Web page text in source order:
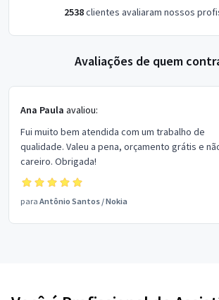
2538clientes avaliaram nossos
Avaliações de quem
Ana Paula avaliou:
Fui muito bem atendida com um trabalho de
qualidade. Valeu a pena, orçamento grátis e
careiro. Obrigada!
para Antônio Santos /Nokia